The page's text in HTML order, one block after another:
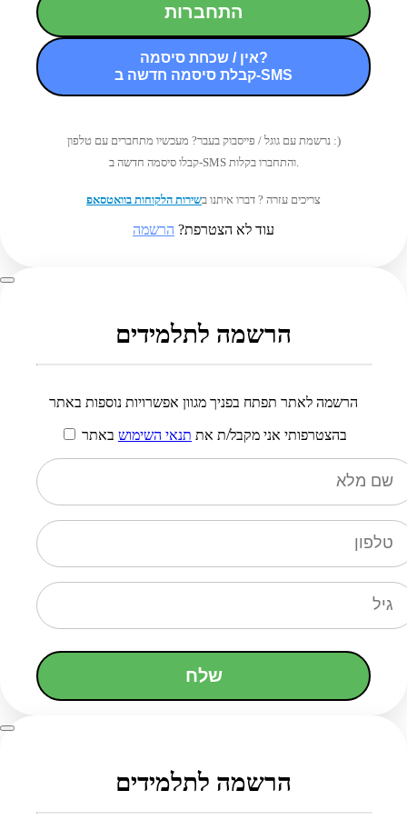
התחברות
אין / שכחת סיסמה?
קבלת סיסמה חדשה ב-SMS
נרשמת עם גוגל / פייסבוק בעבר? מעכשיו מתחברים עם טלפון :)
קבלו סיסמה חדשה ב-SMS והתחברו בקלות.
צריכים עזרה ? דברו איתנו בשירות הלקוחות בוואטסאפ
עוד לא הצטרפת? הרשמה
הרשמה לתלמידים
הרשמה לאתר תפתח בפניך מגוון אפשרויות נוספות באתר
בהצטרפותי אני מקבל/ת את תנאי השימוש באתר
שלח
הרשמה לתלמידים